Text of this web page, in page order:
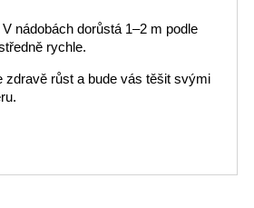
nádobách dorůstá 1–2 m podle
rychle.
zdravě růst a bude vás těšit svými